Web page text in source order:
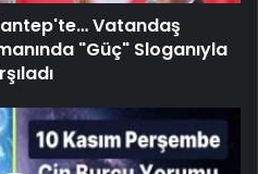
Vatandaş
"Güç" Sloganıyla